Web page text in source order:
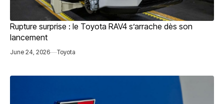
Rupture surprise : le Toyota RAV4 s’arrache dès son
lancement
June 24, 2026 Toyota